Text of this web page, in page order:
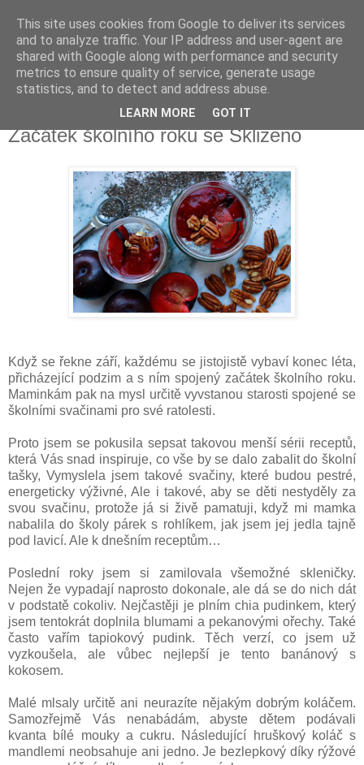
Delicious blog
Lucie
sobota 26. srpna 2017
Začátek školního roku se Sklizeno
Když se řekne září, každému se jistojistě vybaví konec léta,
přicházející podzim a s ním spojený začátek školního roku.
Maminkám pak na mysl určitě vyvstanou starosti spojené se
školními svačinami pro své ratolesti.
Proto jsem se pokusila sepsat takovou menší sérii receptů,
která Vás snad inspiruje, co vše by se dalo zabalit do školní
tašky, Vymyslela jsem takové svačiny, které budou pestré,
energeticky výživné, Ale i takové, aby se děti nestyděly za
svou svačinu, protože já si živě pamatuji, když mi mamka
nabalila do školy párek s rohlíkem, jak jsem jej jedla tajně
pod lavicí. Ale k dnešním receptům…
Poslední roky jsem si zamilovala všemožné skleničky.
Nejen že vypadají naprosto dokonale, ale dá se do nich dát
v podstatě cokoliv. Nejčastěji je plním chia pudinkem, který
jsem tentokrát doplnila blumami a pekanovými ořechy. Také
často vařím tapiokový pudink. Těch verzí, co jsem už
vyzkoušela, ale vůbec nejlepší je tento banánový s
kokosem.
Malé mlsaly určitě ani neurazíte nějakým dobrým koláčem.
Samozřejmě Vás nenabádám, abyste dětem podávali
kvanta bílé mouky a cukru. Následující hruškový koláč s
mandlemi neobsahuje ani jedno. Je bezlepkový díky rýžové
This site uses cookies from Google to deliver its services
and to analyze traffic. Your IP address and user-agent are
shared with Google along with performance and security
metrics to ensure quality of service, generate usage
statistics, and to detect and address abuse.
LEARN MORE GOT IT